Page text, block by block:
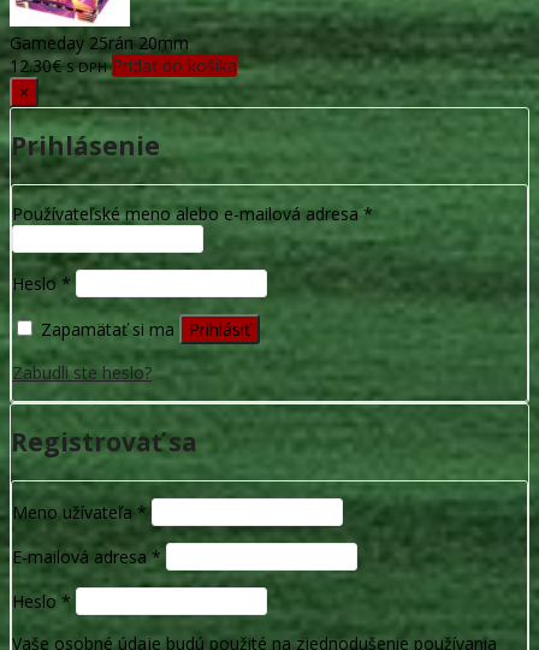
Gameday 25rán 20mm
12.30€ S DPH Pridať do košíka
×
Prihlásenie
Používateľské meno alebo e-mailová adresa*
Heslo *
Zapamätať si ma
Prihlásiť
Zabudli ste heslo?
Registrovať sa
Meno užívateľa *
E-mailová adresa *
Heslo *
Vaše osobné údaje budú použité na zjednodušenie používania